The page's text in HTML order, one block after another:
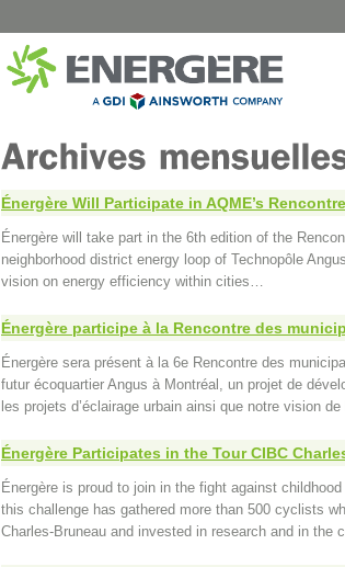
CITY
B-Chatham – Public Street Lighting
Blainville – Public Street Lighting
Blainville – Buildings
Montreal – Park Chalets
Complexes Sportifs Terrebonne
Quebec
CISSS de
CIUSSS de l’Est-
CISSS de
CIUSSS Mauricie-
Québec (Trois-
CIUSSS du Nord-
Énergère Will Participate in AQME’s
Énergère will take part in the 6th edition of the
neighborhood district energy loop of Technopôle
vision on energy efficiency within cities…
Énergère participe à la Rencontre des
Énergère sera présent à la 6e Rencontre des
futur écoquartier Angus à Montréal, un projet de
les projets d’éclairage urbain ainsi que notre vision
Énergère Participates in the Tour CIBC
Énergère is proud to join in the fight against
this challenge has gathered more than 500 cyclists
Charles-Bruneau and invested in research and in the